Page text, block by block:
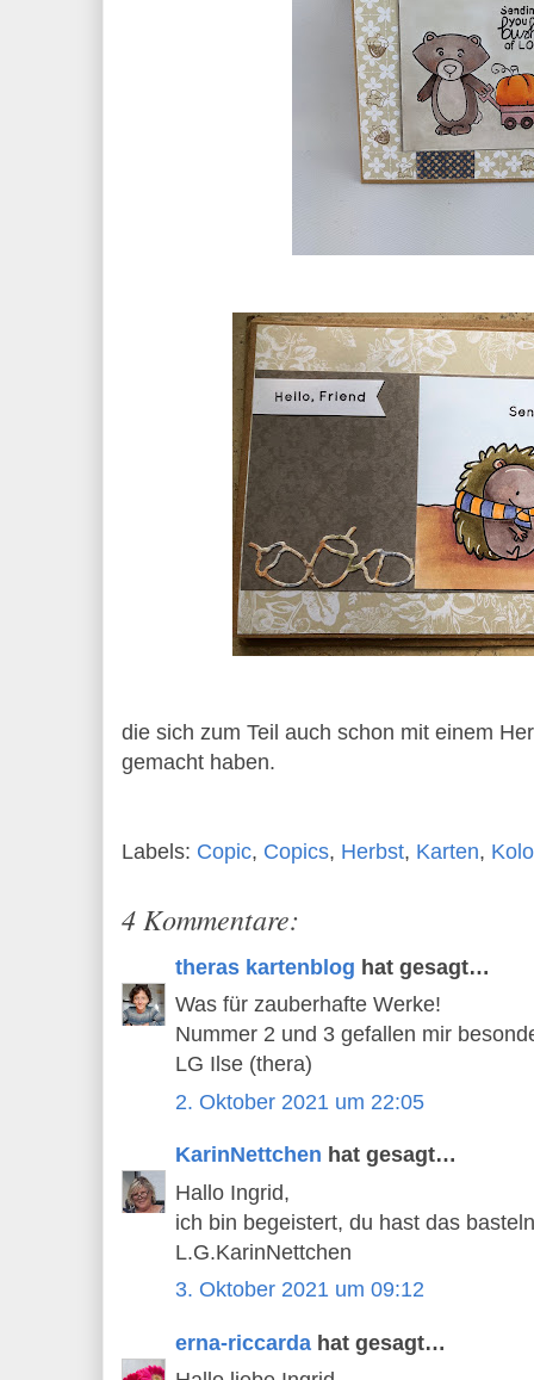
die sich zum Teil auch schon mit einem
gemacht haben.
Labels: Copic, Copics, Herbst, Karten,
4 Kommentare:
theras kartenblog hat gesagt…
Was für zauberhafte Werke!
Nummer 2 und 3 gefallen mir
LG Ilse (thera)
2. Oktober 2021 um 22:05
KarinNettchen hat gesagt…
Hallo Ingrid,
ich bin begeistert, du hast das
L.G.KarinNettchen
3. Oktober 2021 um 09:12
erna-riccarda hat gesagt…